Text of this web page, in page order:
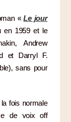
«Le jour
en 1959 et le
Andrew
et Darryl F.
sans pour
fois normale
de voix off